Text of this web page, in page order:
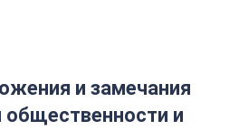
и замечания
общественности и